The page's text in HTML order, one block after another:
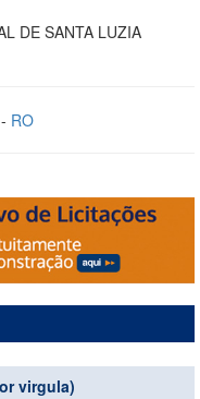
DE SANTA LUZIA
RO
virgula)